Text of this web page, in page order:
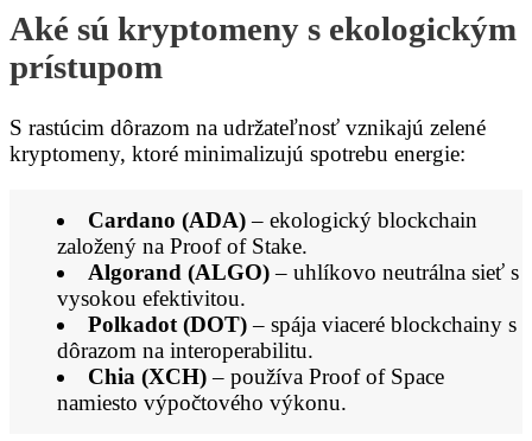
Aké sú kryptomeny s ekologickým
prístupom
S rastúcim dôrazom na udržateľnosť vznikajú zelené
kryptomeny, ktoré minimalizujú spotrebu energie:
Cardano (ADA)– ekologický blockchain
založený na Proof of Stake.
Algorand (ALGO)– uhlíkovo neutrálna sieť s
vysokou efektivitou.
Polkadot (DOT)– spája viaceré blockchainy s
dôrazom na interoperabilitu.
Chia (XCH)– používa Proof of Space
namiesto výpočtového výkonu.